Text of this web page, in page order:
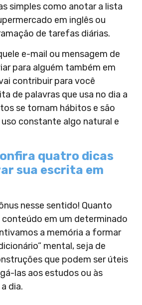
simples como anotar a lista
em inglês ou
de tarefas diárias.
e-mail ou mensagem de
para alguém também em
contribuir para você
de palavras que usa no dia a
se tornam hábitos e são
constante algo natural e
quatro dicas
sua escrita em
nesse sentido! Quanto
conteúdo em um determinado
a memória a formar
mental, seja de
que podem ser úteis
las aos estudos ou às
dia.